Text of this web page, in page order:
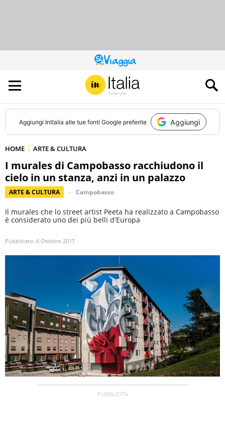
QUESTO
SITO
CONTRIBUISCE
ALL’AUDIENCE
DI
Aggiungi InItalia alle tue fonti Google preferite Aggiungi
HOME ARTE & CULTURA
I murales di Campobasso racchiudono il
cielo in un stanza, anzi in un palazzo
ARTE & CULTURA Campobasso
Il murales che lo street artist Peeta ha realizzato a Campobasso
è considerato uno dei più belli d'Europa
Pubblicato: 6 Ottobre 2017